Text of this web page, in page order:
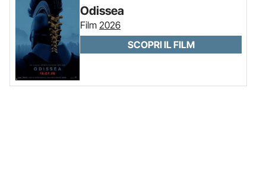
Odissea
Film 2026
SCOPRI IL FILM